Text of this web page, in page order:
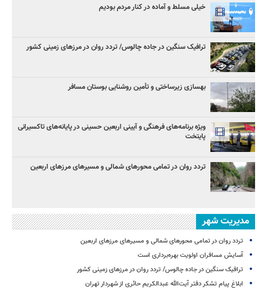
خیلی مسلط و آماده در کنار مردم بودیم
ترافیک سنگین در جاده چالوس/ تردد روان در مرزهای زمینی کشور
بهسازی زیرساختی و تأمین روشنایی بوستان مسافر
ویژه برنامه‌های فرهنگی و آیینی اربعین حسینی در پایانه‌های تاکسیرانی
پایتخت
تردد روان در تمامی محورهای شمالی و مسیرهای مرزهای اربعین
مدیریت شهر
تردد روان در تمامی محورهای شمالی و مسیرهای مرزهای اربعین
آسایش مسافران اولویت بهره‌برداری است
ترافیک سنگین در جاده چالوس/ تردد روان در مرزهای زمینی کشور
ابلاغ پیام تشکر دفتر آیت‌الله عبدالکریم حائری از شهردار تهران